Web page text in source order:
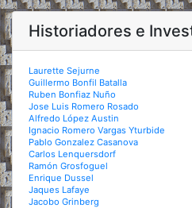
Historiadores e
Laurette Sejurne
Guillermo Bonfil Batalla
Ruben Bonfiaz Nuño
Jose Luis Romero Rosado
Alfredo López Austin
Ignacio Romero Vargas Yturbide
Pablo Gonzalez Casanova
Carlos Lenquersdorf
Ramón Grosfoguel
Enrique Dussel
Jaques Lafaye
Jacobo Grinberg